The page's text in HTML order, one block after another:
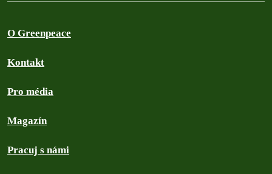
O Greenpeace
Kontakt
Pro média
Magazín
Pracuj s námi